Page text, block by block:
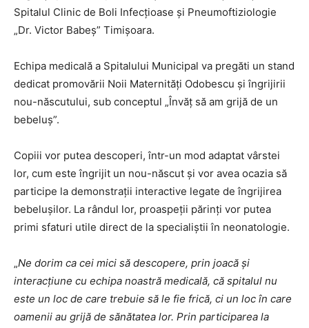
Spitalul Clinic de Boli Infecțioase și Pneumoftiziologie
„Dr. Victor Babeș” Timișoara.
Echipa medicală a Spitalului Municipal va pregăti un stand
dedicat promovării Noii Maternități Odobescu și îngrijirii
nou-născutului, sub conceptul „Învăț să am grijă de un
bebeluș”.
Copiii vor putea descoperi, într-un mod adaptat vârstei
lor, cum este îngrijit un nou-născut și vor avea ocazia să
participe la demonstrații interactive legate de îngrijirea
bebelușilor. La rândul lor, proaspeții părinți vor putea
primi sfaturi utile direct de la specialiștii în neonatologie.
„Ne dorim ca cei mici să descopere, prin joacă și
interacțiune cu echipa noastră medicală, că spitalul nu
este un loc de care trebuie să le fie frică, ci un loc în care
oamenii au grijă de sănătatea lor. Prin participarea la